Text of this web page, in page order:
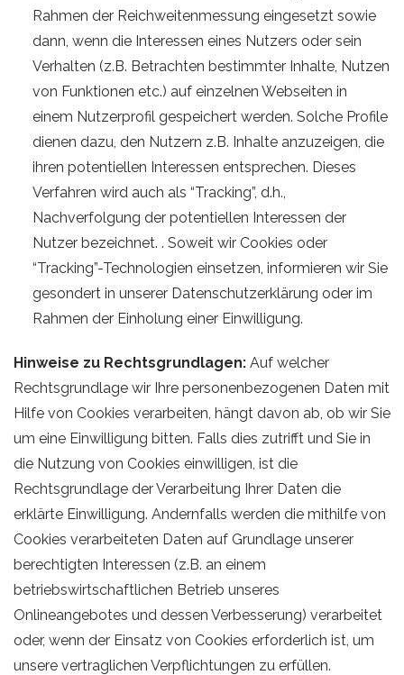
Rahmen der Reichweitenmessung eingesetzt sowie
dann, wenn die Interessen eines Nutzers oder sein
Verhalten (z.B. Betrachten bestimmter Inhalte, Nutzen
von Funktionen etc.) auf einzelnen Webseiten in
einem Nutzerprofil gespeichert werden. Solche Profile
dienen dazu, den Nutzern z.B. Inhalte anzuzeigen, die
ihren potentiellen Interessen entsprechen. Dieses
Verfahren wird auch als “Tracking”, d.h.,
Nachverfolgung der potentiellen Interessen der
Nutzer bezeichnet. . Soweit wir Cookies oder
“Tracking”-Technologien einsetzen, informieren wir Sie
gesondert in unserer Datenschutzerklärung oder im
Rahmen der Einholung einer Einwilligung.
Hinweise zu Rechtsgrundlagen: Auf welcher
Rechtsgrundlage wir Ihre personenbezogenen Daten mit
Hilfe von Cookies verarbeiten, hängt davon ab, ob wir Sie
um eine Einwilligung bitten. Falls dies zutrifft und Sie in
die Nutzung von Cookies einwilligen, ist die
Rechtsgrundlage der Verarbeitung Ihrer Daten die
erklärte Einwilligung. Andernfalls werden die mithilfe von
Cookies verarbeiteten Daten auf Grundlage unserer
berechtigten Interessen (z.B. an einem
betriebswirtschaftlichen Betrieb unseres
Onlineangebotes und dessen Verbesserung) verarbeitet
oder, wenn der Einsatz von Cookies erforderlich ist, um
unsere vertraglichen Verpflichtungen zu erfüllen.